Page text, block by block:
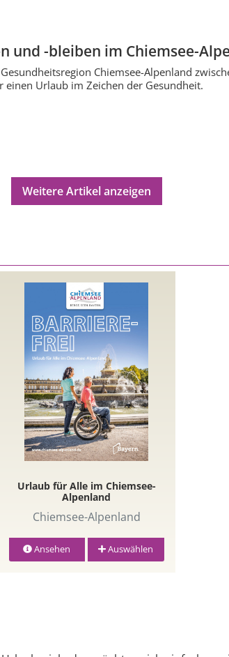
und -bleiben im Chiemsee-
Chiemsee-Alpenland
einen Urlaub im Zeichen der Gesundheit.
Weitere Artikel anzeigen
Urlaub für Alle im Chiemsee-
Alpenland
Chiemsee-Alpenland
Ansehen Auswählen